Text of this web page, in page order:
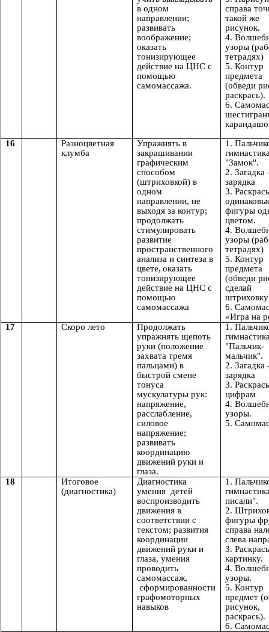
в одном
направлении;
развивать
воображение;
оказать
тонизирующее
действие на ЦНС с
помощью
самомассажа.
справа
такой же
рисунок.
4.
узоры
тетрадях)
5. Контур
предмета
(обведи
раскрась).
6.
16
Разноцветная
клумба
Упражнять в
закрашивании
графическим
способом
(штриховкой) в
одном
направлении, не
выходя за контур;
продолжать
стимулировать
развитие
пространственного
анализа и синтеза в
цвете, оказать
тонизирующее
действие на ЦНС с
помощью
самомассажа
1.
"Замок".
2. Загадка
зарядка
3. Раскрась
фигуры
цветом.
4.
узоры
тетрадях)
5. Контур
предмета
(обведи
сделай
6.
«Игра на
17
Скоро лето
Продолжать
упражнять щепоть
руки (положение
захвата тремя
пальцами) в
быстрой смене
тонуса
мускулатуры рук:
напряжение,
расслабление,
силовое
напряжение;
развивать
координацию
движений руки и
глаза.
1.
"Пальчик-
мальчик".
2. Загадка
зарядка
3.
цифрам
4.
узоры.
5.
18
Итоговое
(диагностика)
Диагностика
умения детей
воспроизводить
движения в
соответствии с
текстом; развития
координации
движений руки и
глаза, умения
проводить
самомассаж,
сформированности
графомоторных
навыков
1.
писали".
2.
фигуры
справа
слева
3. Раскрась
картинку.
4.
узоры.
5. Контур
предмет
рисунок,
раскрась).
6.